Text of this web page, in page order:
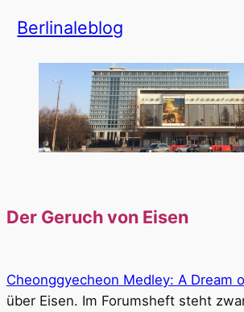
Inhalt
Berlinaleblog
Der Geruch von Eisen
Cheonggyecheon Medley: A Dream
über Eisen. Im Forumsheft steht